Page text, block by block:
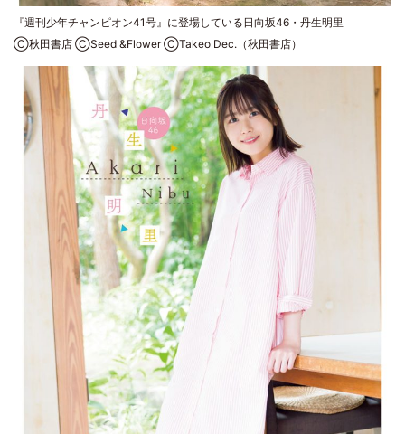
『週刊少年チャンピオン41号』に登場している日向坂46・丹生明里
Ⓒ秋田書店 ⒸSeed &Flower ⒸTakeo Dec.（秋田書店）